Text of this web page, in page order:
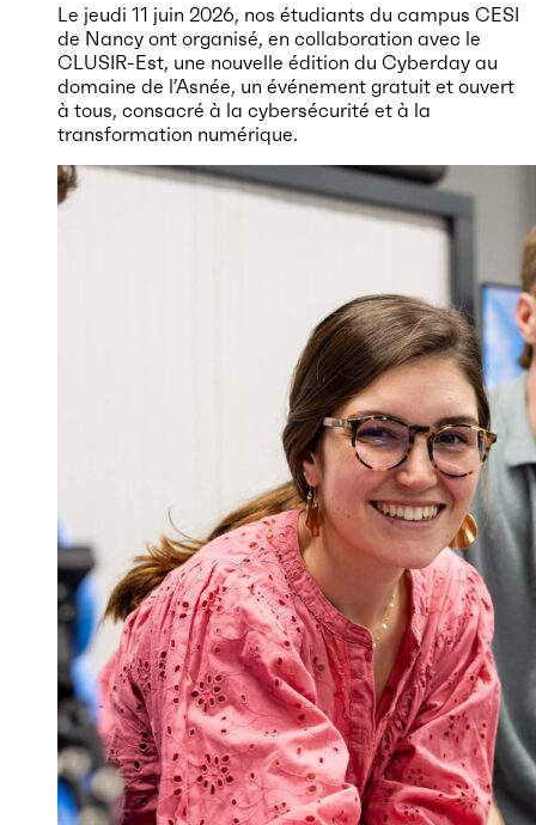
Le jeudi 11 juin 2026, nos étudiants du campus CESI
de Nancy ont organisé, en collaboration avec le
CLUSIR-Est, une nouvelle édition du Cyberday au
domaine de l’Asnée, un événement gratuit et ouvert
à tous, consacré à la cybersécurité et à la
transformation numérique.